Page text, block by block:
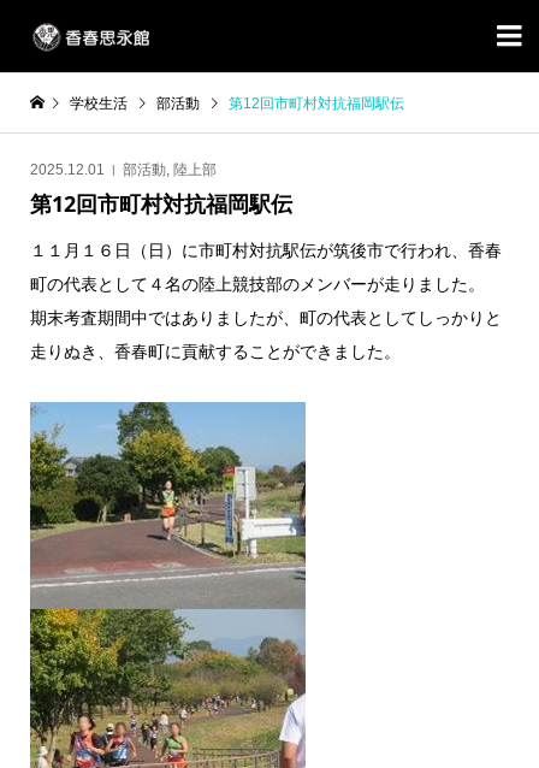

学校生活 部活動 第12回市町村対抗福岡駅伝
2025.12.01 部活動, 陸上部
第12回市町村対抗福岡駅伝
１１月１６日（日）に市町村対抗駅伝が筑後市で行われ、香春
町の代表として４名の陸上競技部のメンバーが走りました。
期末考査期間中ではありましたが、町の代表としてしっかりと
走りぬき、香春町に貢献することができました。